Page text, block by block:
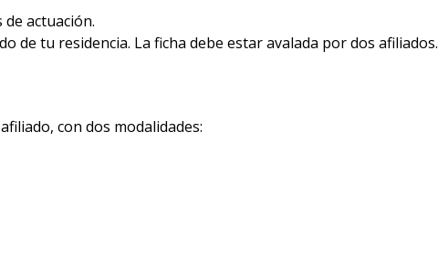
actuación.
de tu residencia. La ficha debe estar avalada por dos afiliados.
con dos modalidades: